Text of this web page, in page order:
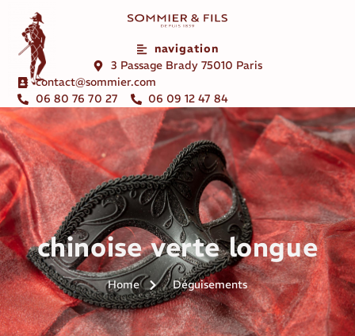
navigation
3 Passage Brady 75010 Paris
contact@sommier.com
06 80 76 70 27
06 09 12 47 84
chinoise verte longue
Home Déguisements